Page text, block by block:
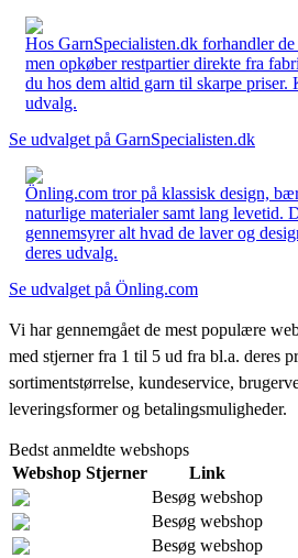
Hos GarnSpecialisten.dk forhandler
men opkøber restpartier direkte fra
du hos dem altid garn til skarpe priser.
udvalg.
Se udvalget på GarnSpecialisten.dk
Önling.com tror på klassisk design,
naturlige materialer samt lang levetid.
gennemsyrer alt hvad de laver og
deres udvalg.
Se udvalget på Önling.com
Vi har gennemgået de mest populære
med stjerner fra 1 til 5 ud fra bl.a. deres
sortimentstørrelse, kundeservice,
leveringsformer og betalingsmuligheder.
Bedst anmeldte webshops
Webshop Stjerner
Link
Besøg webshop
Besøg webshop
Besøg webshop